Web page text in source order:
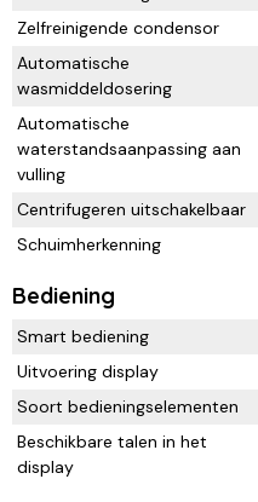
Zelfreinigende condensor
Automatische
wasmiddeldosering
Automatische
waterstandsaanpassing aan
vulling
Centrifugeren uitschakelbaar
Schuimherkenning
Bediening
Smart bediening
Uitvoering display
Soort bedieningselementen
Beschikbare talen in het
display